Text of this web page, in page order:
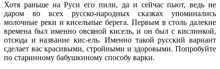
Хотя раньше на Руси его пили, да и сейчас пьют, ведь не
даром во всех русско-народных сказках упоминались
молочные реки и кисельные берега. Первым в столь далекие
времена был именно овсяной кисель, и он был с кислинкой,
отсюда и название кис-ель. Именно такой русский вариант
сделает вас красивыми, стройными и здоровыми. Попробуйте
по старинному бабушкиному способу варки.